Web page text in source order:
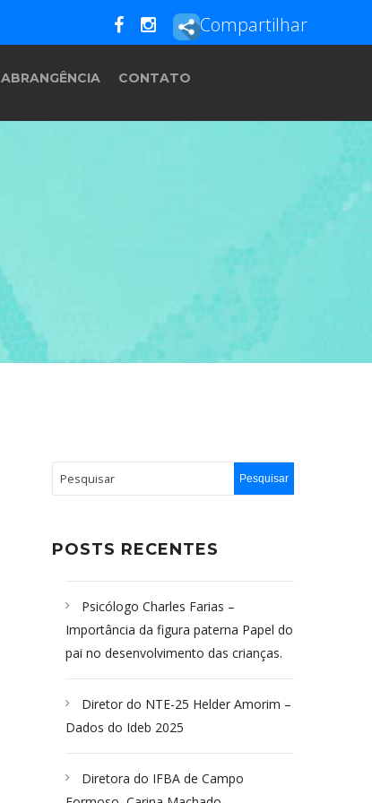
Compartilhar
ABRANGÊNCIA CONTATO
POSTS RECENTES
Psicólogo Charles Farias –
Importância da figura paterna Papel do
pai no desenvolvimento das crianças.
Diretor do NTE-25 Helder Amorim –
Dados do Ideb 2025
Diretora do IFBA de Campo